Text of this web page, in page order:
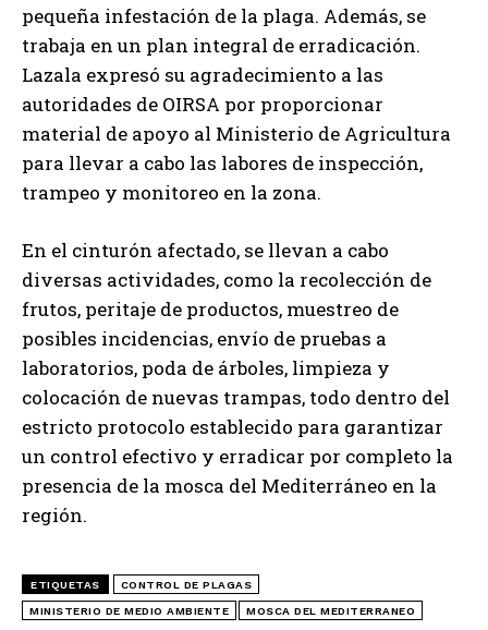
pequeña infestación de la plaga. Además, se
trabaja en un plan integral de erradicación.
Lazala expresó su agradecimiento a las
autoridades de OIRSA por proporcionar
material de apoyo al Ministerio de Agricultura
para llevar a cabo las labores de inspección,
trampeo y monitoreo en la zona.
En el cinturón afectado, se llevan a cabo
diversas actividades, como la recolección de
frutos, peritaje de productos, muestreo de
posibles incidencias, envío de pruebas a
laboratorios, poda de árboles, limpieza y
colocación de nuevas trampas, todo dentro del
estricto protocolo establecido para garantizar
un control efectivo y erradicar por completo la
presencia de la mosca del Mediterráneo en la
región.
ETIQUETAS CONTROL DE PLAGAS
MINISTERIO DE MEDIO AMBIENTE MOSCA DEL MEDITERRANEO